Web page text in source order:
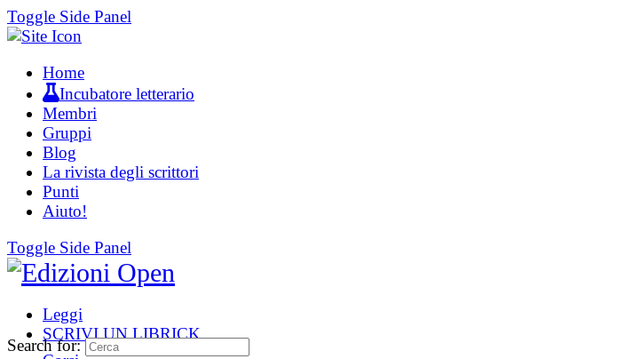
Toggle Side Panel
Home
Incubatore letterario
Membri
Gruppi
Blog
La rivista degli scrittori
Punti
Aiuto!
Toggle Side Panel
Leggi
SCRIVI UN LIBRICK
Search for: